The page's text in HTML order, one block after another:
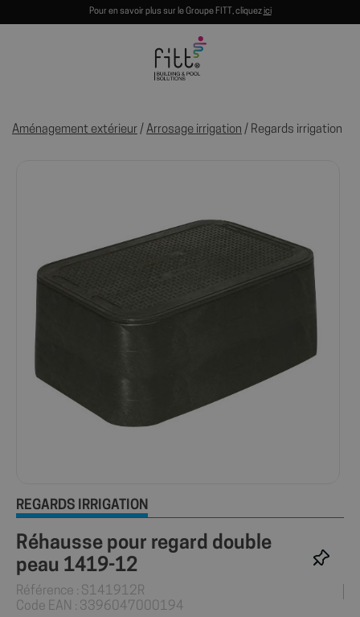
Pour en savoir plus sur le Groupe FITT, cliquezici
Aménagement extérieur / Arrosage irrigation / Regards irrigation
REGARDS IRRIGATION
Réhausse pour regard double
peau 1419-12
Référence : S141912R
Code EAN : 3396047000194